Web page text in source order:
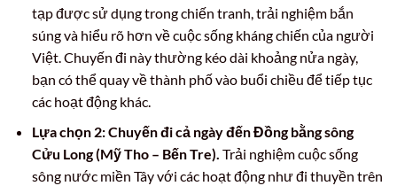
tạp được sử dụng trong chiến tranh, trải nghiệm bắn
súng và hiểu rõ hơn về cuộc sống kháng chiến của người
Việt. Chuyến đi này thường kéo dài khoảng nửa ngày,
bạn có thể quay về thành phố vào buổi chiều để tiếp tục
các hoạt động khác.
Lựa chọn 2: Chuyến đi cả ngày đến Đồng bằng sông
Cửu Long (Mỹ Tho – Bến Tre). Trải nghiệm cuộc sống
sông nước miền Tây với các hoạt động như đi thuyền trên